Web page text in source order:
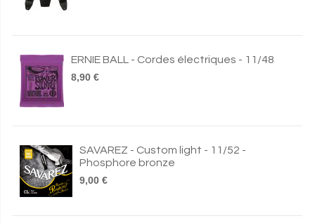
ERNIE BALL - Cordes électriques - 11/48
8,90 €
SAVAREZ - Custom light - 11/52 -
Phosphore bronze
9,00 €